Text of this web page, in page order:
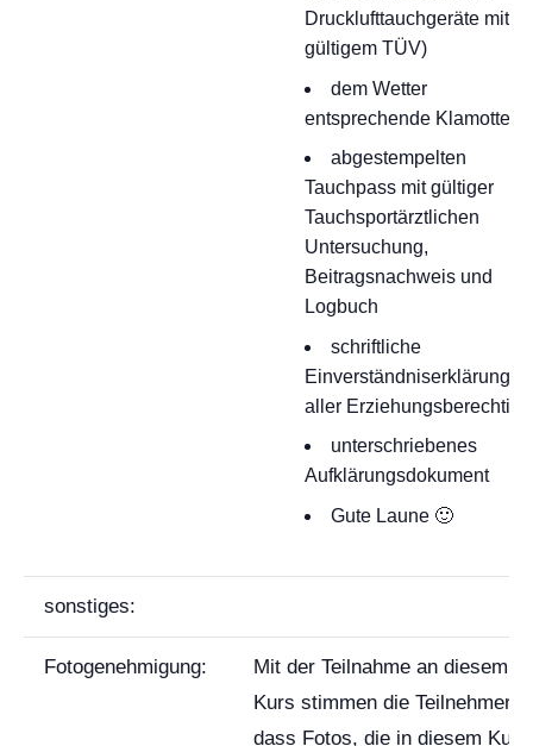
Drucklufttauchgeräte mit
gültigem TÜV)
dem Wetter
entsprechende Klamotten
abgestempelten
Tauchpass mit gültiger
Tauchsportärztlichen
Untersuchung,
Beitragsnachweis und
Logbuch
schriftliche
Einverständniserklärung
aller
unterschriebenes
Aufklärungsdokument
Gute Laune 🙂
sonstiges:
Fotogenehmigung:
Mit der Teilnahme an diesem
Kurs stimmen die Teilnehmer
dass Fotos, die in diesem Kurs